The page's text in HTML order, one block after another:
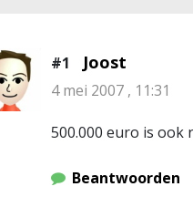
#1 Joost
4 mei 2007 , 11:31
500.000 euro is ook
Beantwoorden